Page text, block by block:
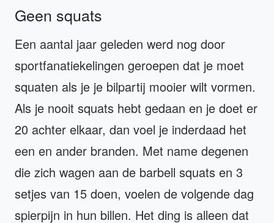
Geen squats
Een aantal jaar geleden werd nog door
sportfanatiekelingen geroepen dat je moet
squaten als je je bilpartij mooier wilt vormen.
Als je nooit squats hebt gedaan en je doet er
20 achter elkaar, dan voel je inderdaad het
een en ander branden. Met name degenen
die zich wagen aan de barbell squats en 3
setjes van 15 doen, voelen de volgende dag
spierpijn in hun billen. Het ding is alleen dat